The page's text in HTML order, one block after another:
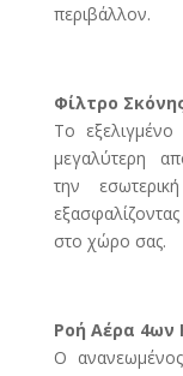
περιβάλλον.
Φίλτρο
Το
μεγαλύτερη
την
στο χώρο σας.
Ροή Αέρα 4ων
Ο